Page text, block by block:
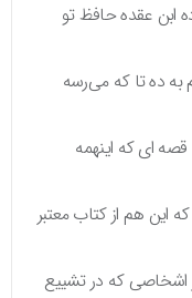
عقده حافظ تو
ده تا که می‌رسه
یه قصه ‌ای که اینهمه
هم از کتاب معتبر
اشخاصی که در تشییع